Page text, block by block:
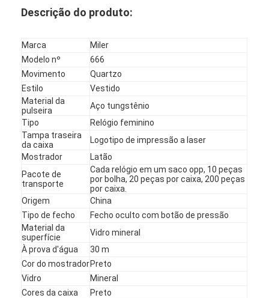
Descrição do produto:
Marca
Miler
Modelo nº
666
Movimento
Quartzo
Estilo
Vestido
Material da
pulseira
Aço tungstênio
Tipo
Relógio feminino
Tampa traseira
da caixa
Logotipo de impressão a laser
Mostrador
Latão
Pacote de
transporte
Cada relógio em um saco opp, 10 peças
por bolha, 20 peças por caixa, 200 peças
por caixa.
Origem
China
Tipo de fecho
Fecho oculto com botão de pressão
Material da
superfície
Vidro mineral
À prova d'água
30 m
Cor do mostradorPreto
Vidro
Mineral
Cores da caixa
Preto